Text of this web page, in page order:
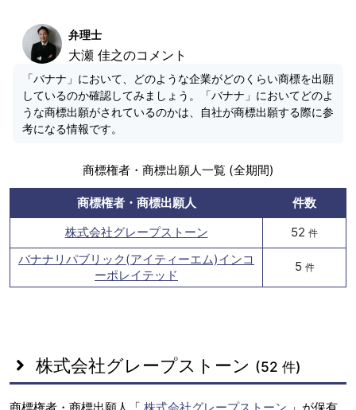
弁理士
大瀬 佳之のコメント
「バナナ」において、どのような企業がどのくらい商標を出願
しているのか確認してみましょう。「バナナ」においてどのよ
うな商標出願がされているのかは、自社が商標出願する際に参
考になる情報です。
商標権者・商標出願人一覧 (全期間)
商標権者・商標出願人
件数
株式会社グレープストーン
52 件
バナナリパブリック(アイティーエム)インコ
ーポレイテッド
5 件
株式会社グレープストーン (52 件)
商標権者・商標出願人「 株式会社グレープストーン 」が保有